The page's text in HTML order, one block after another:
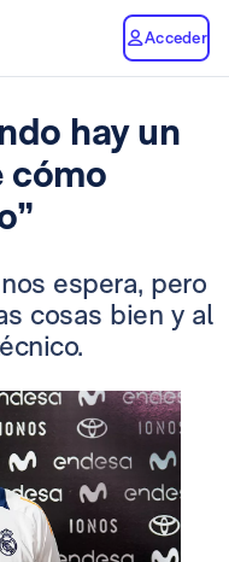
Acceder
hay un
cómo
espera, pero
cosas bien y al